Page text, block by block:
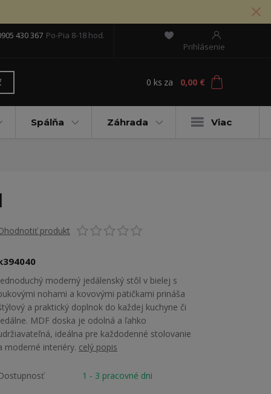
Prihlásenie
430 367 Po-Pia 8-18 hod.
0 ks za 0,00 €
Spálňa Záhrada Viac
produkt
moderný jedálenský stôl v bielej s
nohami a kovovými pätičkami prináša
a praktický doplnok do každej kuchyne či
MDF doska je odolná a ľahko
ideálna pre každodenné stolovanie
moderné interiéry. celý popis
1 - 3 pracovné dni